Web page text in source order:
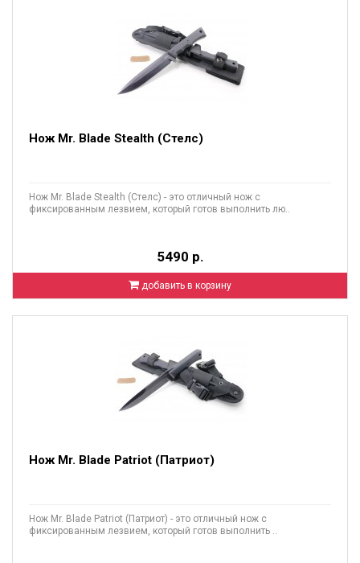
Нож Mr. Blade Stealth (Стелс)
Нож Mr. Blade Stealth (Стелс) - это отличный нож с
фиксированным лезвием, который готов выполнить лю..
5490 р.
добавить в корзину
Нож Mr. Blade Patriot (Патриот)
Нож Mr. Blade Patriot (Патриот) - это отличный нож с
фиксированным лезвием, который готов выполнить ..